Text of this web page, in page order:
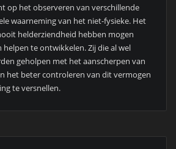
op het observeren van verschillende
waarneming van het niet-fysieke. Het
helderziendheid hebben mogen
te ontwikkelen. Zij die al wel
geholpen met het aanscherpen van
het beter controleren van dit vermogen
te versnellen.